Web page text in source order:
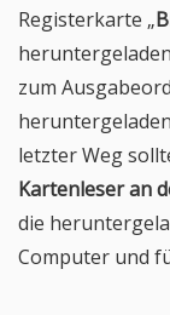
Registerkarte „
zum
letzter Weg
Kartenleser an
die
Computer und